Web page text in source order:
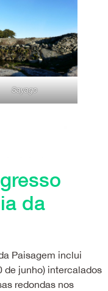
Sayago
da
Paisagem inclui
de junho) intercalados
redondas nos